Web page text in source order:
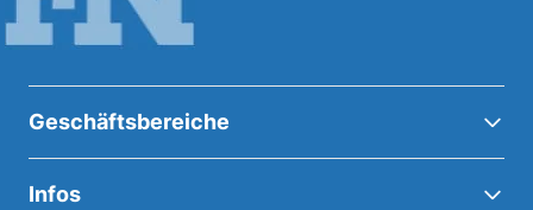
Geschäftsbereiche
Infos